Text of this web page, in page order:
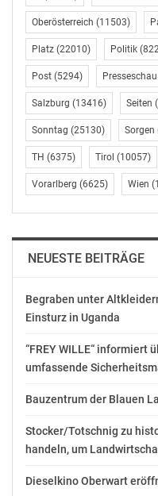
jederzeit beschweren.
der Ausübung seines
auferlegen.
„Die Äußerung Stegers
politisch zivilisierten
Stiftungsratsmandat
weiter: „Aber auch das
Minister Blümel ist nicht
aufgerufen, die
Druckausübung zu
Ruhestand abgeht.“
Eva Kellermann
OTS-ORIGINALTEXT
AUSSCHLIESSLICHER
© Copyright APA-OTS
Oberösterreich (11503)
Platz (22010) Politik
Post (5294) Presseschau
Salzburg (13416) Seiten
Sonntag (25130) Sorgen
TH (6375) Tirol (10057)
Vorarlberg (6625) Wien
NEUESTE BEITRÄGE
Begraben unter
Einsturz in Uganda
“FREY WILLE“ informiert
umfassende
Bauzentrum der Blauen
Stocker/Totschnig zu
handeln, um
Dieselkino Oberwart